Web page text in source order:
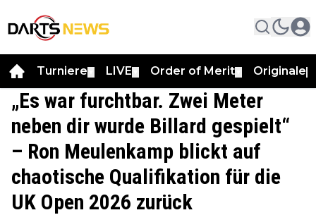
Turniere LIVE Order of Merit Originale
„Es war furchtbar. Zwei Meter
neben dir wurde Billard gespielt“
– Ron Meulenkamp blickt auf
chaotische Qualifikation für die
UK Open 2026 zurück